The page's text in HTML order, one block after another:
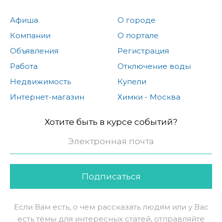
Афиша
Компании
Объявления
Работа
Недвижимость
Интернет-магазин
О городе
О портале
Регистрация
Отключение воды
Купели
Химки - Москва
Хотите быть в курсе событий?
Подписаться
Если Вам есть, о чем рассказать людям или у Вас
есть темы для интересных статей, отправляйте